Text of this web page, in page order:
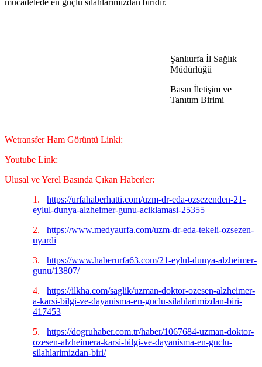
mücadelede en güçlü silahlarımızdan biridir.
Şanlıurfa İl Sağlık
Müdürlüğü
Basın İletişim ve
Tanıtım Birimi
Wetransfer Ham Görüntü Linki:
Youtube Link:
Ulusal ve Yerel Basında Çıkan Haberler:
1.
https://urfahaberhatti.com/uzm-dr-eda-ozsezenden-21-
eylul-dunya-alzheimer-gunu-aciklamasi-25355
2.
https://www.medyaurfa.com/uzm-dr-eda-tekeli-ozsezen-
uyardi
3.
https://www.haberurfa63.com/21-eylul-dunya-alzheimer-
gunu/13807/
4.
https://ilkha.com/saglik/uzman-doktor-ozesen-alzheimer-
a-karsi-bilgi-ve-dayanisma-en-guclu-silahlarimizdan-biri-
417453
5.
https://dogruhaber.com.tr/haber/1067684-uzman-doktor-
ozesen-alzheimera-karsi-bilgi-ve-dayanisma-en-guclu-
silahlarimizdan-biri/